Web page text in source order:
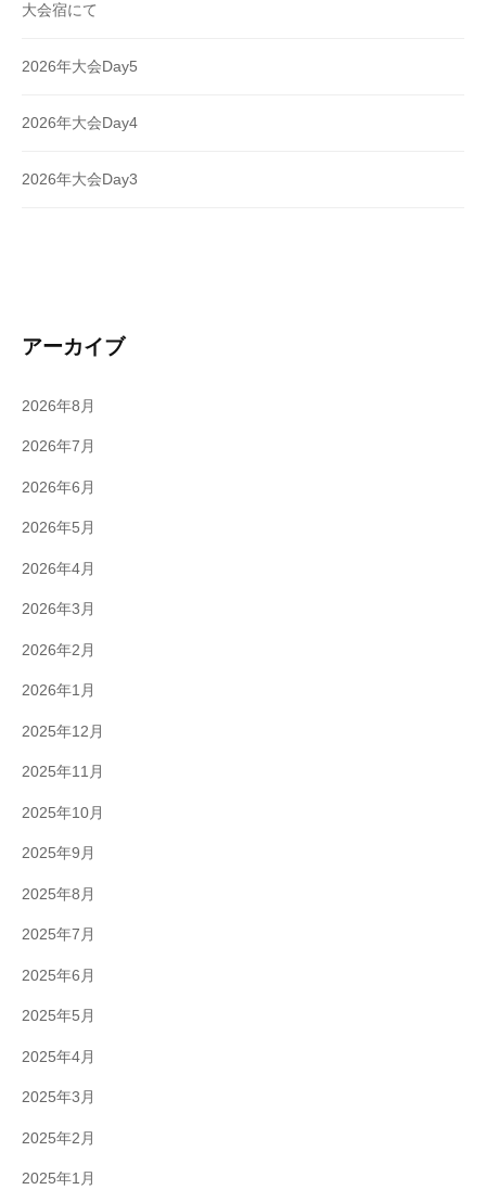
大会宿にて
2026年大会Day5
2026年大会Day4
2026年大会Day3
アーカイブ
2026年8月
2026年7月
2026年6月
2026年5月
2026年4月
2026年3月
2026年2月
2026年1月
2025年12月
2025年11月
2025年10月
2025年9月
2025年8月
2025年7月
2025年6月
2025年5月
2025年4月
2025年3月
2025年2月
2025年1月